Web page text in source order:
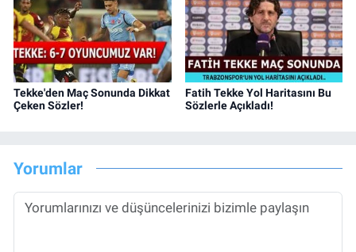
Tekke'den Maç Sonunda Dikkat
Çeken Sözler!
Fatih Tekke Yol Haritasını Bu
Sözlerle Açıkladı!
Yorumlar